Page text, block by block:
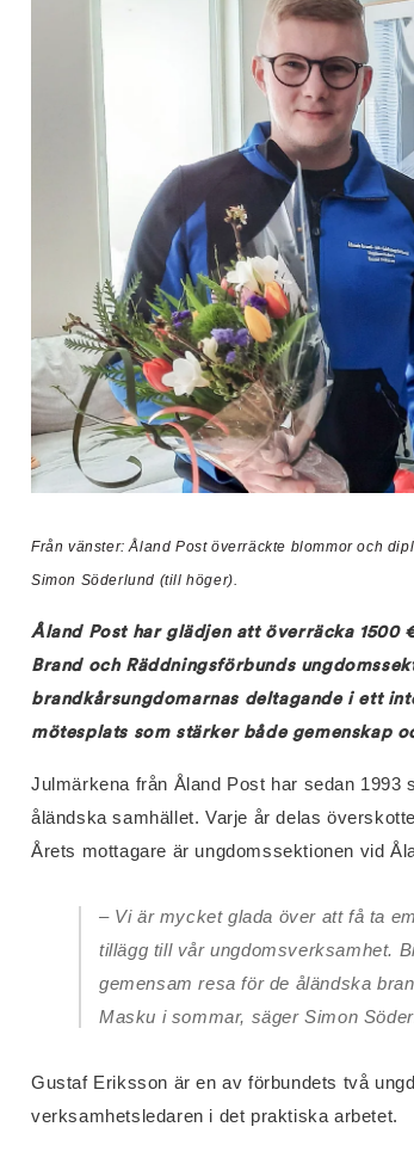
Från vänster: Åland Post överräckte blommor och
Simon Söderlund (till höger).
Åland Post har glädjen att överräcka
Brand och Räddningsförbunds
brandkårsungdomarnas deltagande i ett
mötesplats som stärker både gemenskap
Julmärkena från Åland Post har sedan
åländska samhället. Varje år delas
Årets mottagare är ungdomssektionen vid
– Vi är mycket glada över att få ta
tillägg till vår ungdomsverksamhet.
gemensam resa för de åländska
Masku i sommar, säger Simon
Gustaf Eriksson är en av förbundets två
verksamhetsledaren i det praktiska arbetet.